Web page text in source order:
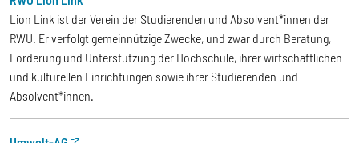
Lion Link ist der Verein der Studierenden und Absolvent*innen der
RWU. Er verfolgt gemeinnützige Zwecke, und zwar durch Beratung,
Förderung und Unterstützung der Hochschule, ihrer wirtschaftlichen
und kulturellen Einrichtungen sowie ihrer Studierenden und
Absolvent*innen.